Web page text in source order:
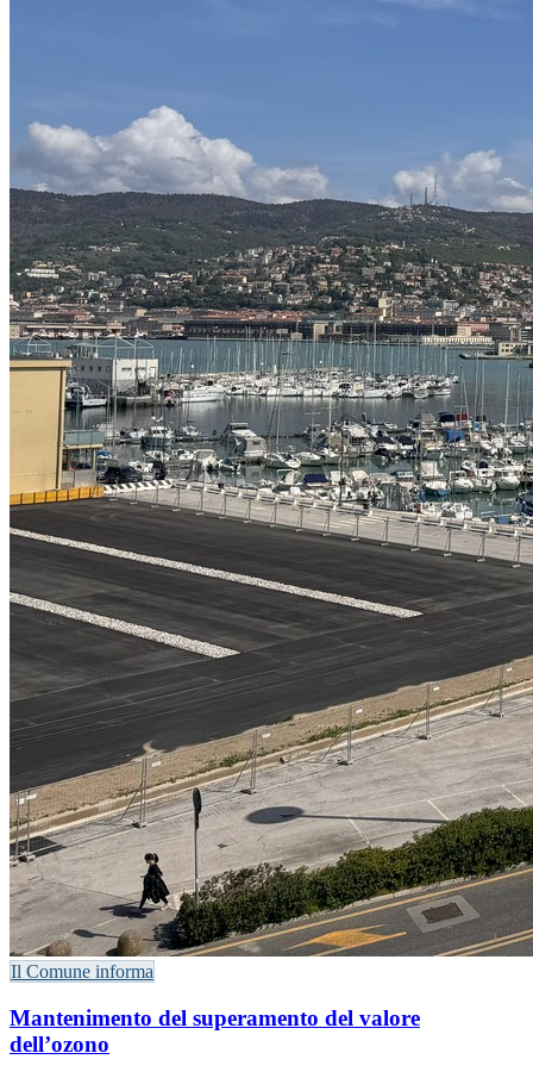
Il Comune informa
Mantenimento del superamento del valore
dell’ozono